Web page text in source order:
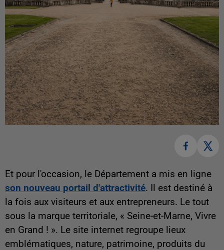
Et pour l'occasion, le Département a mis en ligne
son nouveau portail d'attractivité. Il est destiné à
la fois aux visiteurs et aux entrepreneurs. Le tout
sous la marque territoriale, « Seine-et-Marne, Vivre
en Grand ! ». Le site internet regroupe lieux
emblématiques, nature, patrimoine, produits du